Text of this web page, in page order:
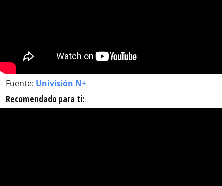
Fuente: Univisión N+
Recomendado para ti: